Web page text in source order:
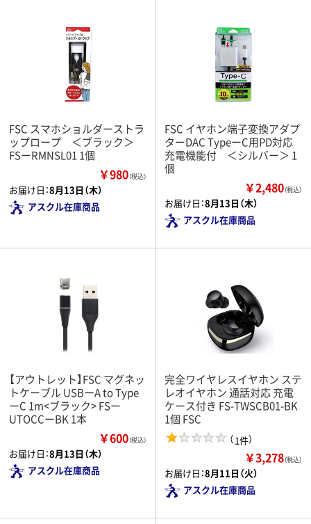
FSC スマホショルダーストラ
ップロープ ＜ブラック＞
FSーRMNSL01 1個
￥980（税込）
お届け日：8月13日（木）
アスクル在庫商品
FSC イヤホン端子変換アダプ
ターDAC TypeーC用PD対応
充電機能付 ＜シルバー＞ 1
個
￥2,480（税込）
お届け日：8月13日（木）
アスクル在庫商品
【アウトレット】FSC マグネッ
トケーブル USBーA to Type
ーC 1m<ブラック> FSー
UTOCCーBK 1本
￥600（税込）
お届け日：8月13日（木）
アスクル在庫商品
完全ワイヤレスイヤホン ステ
レオイヤホン 通話対応 充電
ケース付き FS-TWSCB01-BK
1個 FSC
（1件）
￥3,278（税込）
お届け日：8月11日（火）
アスクル在庫商品